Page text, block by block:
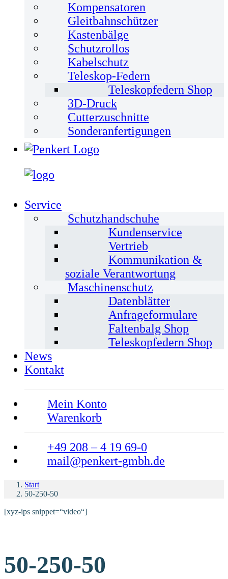
Kompensatoren
Gleitbahnschützer
Kastenbälge
Schutzrollos
Kabelschutz
Teleskop-Federn
Teleskopfedern Shop
3D-Druck
Cutterzuschnitte
Sonderanfertigungen
Service
Schutzhandschuhe
Kundenservice
Vertrieb
Kommunikation &
soziale Verantwortung
Maschinenschutz
Datenblätter
Anfrageformulare
Faltenbalg Shop
Teleskopfedern Shop
News
Kontakt
Mein Konto
Warenkorb
+49 208 – 4 19 69-0
mail@penkert-gmbh.de
Start
50-250-50
[xyz-ips snippet=“video“]
50-250-50